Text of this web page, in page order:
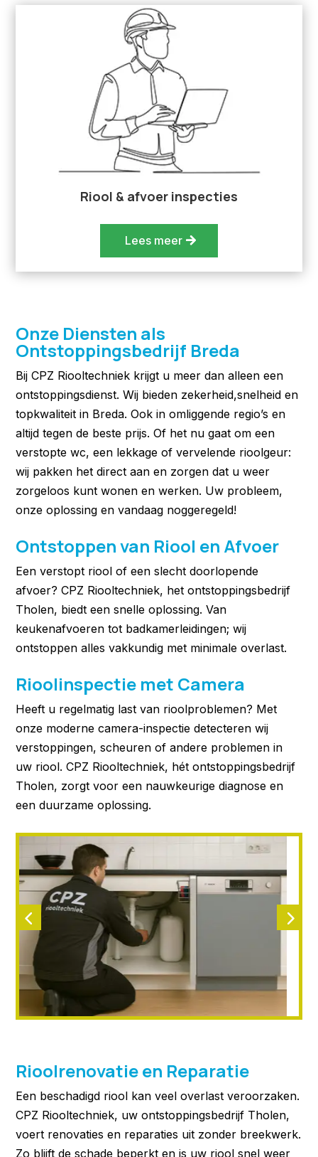
Riool & afvoer inspecties
Lees meer
Onze Diensten als
Ontstoppingsbedrijf Breda
Bij CPZ Riooltechniek krijgt u meer dan alleen een
ontstoppingsdienst. Wij bieden zekerheid,snelheid en
topkwaliteit in Breda. Ook in omliggende regio’s en
altijd tegen de beste prijs. Of het nu gaat om een
verstopte wc, een lekkage of vervelende rioolgeur:
wij pakken het direct aan en zorgen dat u weer
zorgeloos kunt wonen en werken. Uw probleem,
onze oplossing en vandaag noggeregeld!
Ontstoppen van Riool en Afvoer
Een verstopt riool of een slecht doorlopende
afvoer? CPZ Riooltechniek, het ontstoppingsbedrijf
Tholen, biedt een snelle oplossing. Van
keukenafvoeren tot badkamerleidingen; wij
ontstoppen alles vakkundig met minimale overlast.
Rioolinspectie met Camera
Heeft u regelmatig last van rioolproblemen? Met
onze moderne camera-inspectie detecteren wij
verstoppingen, scheuren of andere problemen in
uw riool. CPZ Riooltechniek, hét ontstoppingsbedrijf
Tholen, zorgt voor een nauwkeurige diagnose en
een duurzame oplossing.
Rioolrenovatie en Reparatie
Een beschadigd riool kan veel overlast veroorzaken.
CPZ Riooltechniek, uw ontstoppingsbedrijf Tholen,
voert renovaties en reparaties uit zonder breekwerk.
Zo blijft de schade beperkt en is uw riool snel weer